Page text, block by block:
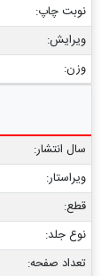
نوبت چاپ:
ویرایش:
وزن:
سال انتشار:
ویراستار:
قطع:
نوع جلد:
تعداد صفحه: